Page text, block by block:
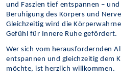
und Faszien tief entspannen –
Beruhigung des Körpers und
Gleichzeitig wird die
Gefühl für Innere Ruhe gefördert.
Wer sich vom herausfordernden
entspannen und gleichzeitig dem
möchte, ist herzlich willkommen.